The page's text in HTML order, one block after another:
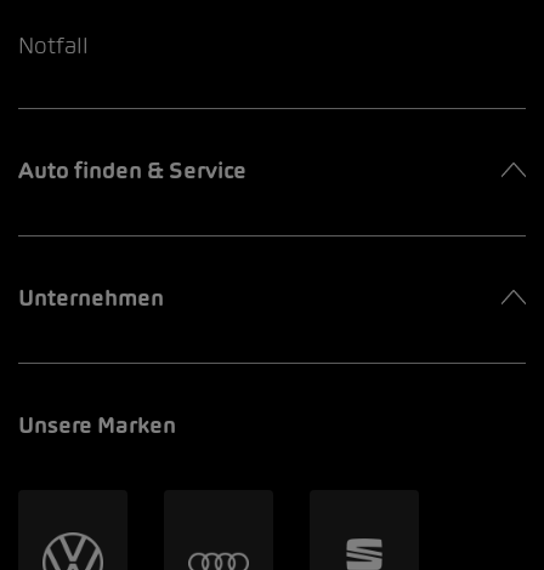
Notfall
Auto finden & Service
Unternehmen
Unsere Marken